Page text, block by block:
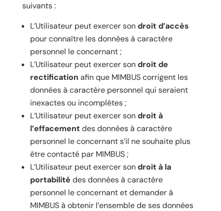
suivants :
L’Utilisateur peut exercer sondroit d’accès
pour connaître les données à caractère
personnel le concernant ;
L’Utilisateur peut exercer sondroit de
rectification afin que MIMBUS corrigent les
données à caractère personnel qui seraient
inexactes ou incomplètes ;
L’Utilisateur peut exercer sondroit à
l’effacementdes données à caractère
personnel le concernant s’il ne souhaite plus
être contacté par MIMBUS ;
L’Utilisateur peut exercer sondroit à la
portabilité des données à caractère
personnel le concernant et demander à
MIMBUS à obtenir l’ensemble de ses données